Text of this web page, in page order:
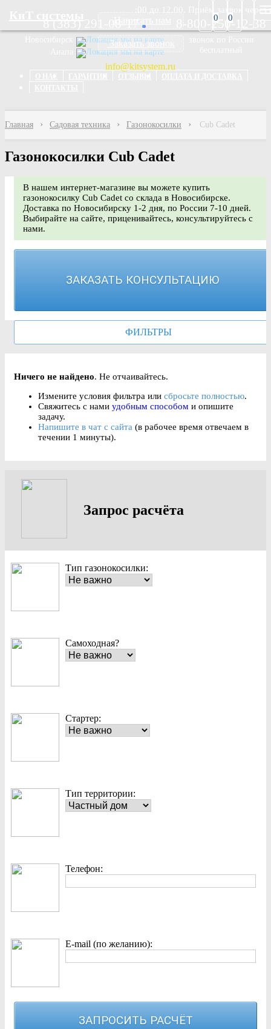
0 0
мы на карте
мы на карте
8-800-250-12-38
Заказать звонок
info@kitsystem.ru
Главная Садовая техника Газонокосилки Cub Cadet
Газонокосилки Cub Cadet
В нашем интернет-магазине вы можете купить
газонокосилку Cub Cadet со склада в Новосибирске.
Доставка по Новосибирску 1-2 дня, по России 7-10 дней.
Выбирайте на сайте, приценивайтесь, консультируйтесь с
нами.
ЗАКАЗАТЬ КОНСУЛЬТАЦИЮ
ФИЛЬТРЫ
Ничего не найдено. Не отчаивайтесь.
Измените условия фильтра или сбросьте полностью.
Свяжитесь с нами удобным способом и опишите
задачу.
Напишите в чат с сайта (в рабочее время отвечаем в
течении 1 минуты).
Запрос расчёта
Тип газонокосилки:
Самоходная?
Стартер:
Тип территории:
Телефон:
E-mail (по желанию):